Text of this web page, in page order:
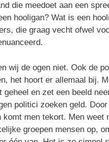
die meedoet aan een
hooligan? Wat is een
die graag vecht ofwel
wij de ogen niet. Ook de
het hoort er allemaal bij.
geheel en zet een beeld
politici zoeken geld.
komt men tekort. Men
groepen mensen op,